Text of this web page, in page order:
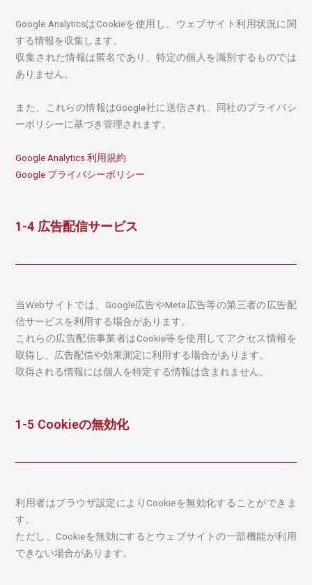
Google AnalyticsはCookieを使用し、ウェブサイト利用状況に関
する情報を収集します。
収集された情報は匿名であり、特定の個人を識別するものでは
ありません。
また、これらの情報はGoogle社に送信され、同社のプライバシ
ーポリシーに基づき管理されます。
Google Analytics 利用規約
Google プライバシーポリシー
1-4 広告配信サービス
当Webサイトでは、Google広告やMeta広告等の第三者の広告配
信サービスを利用する場合があります。
これらの広告配信事業者はCookie等を使用してアクセス情報を
取得し、広告配信や効果測定に利用する場合があります。
取得される情報には個人を特定する情報は含まれません。
1-5 Cookieの無効化
利用者はブラウザ設定によりCookieを無効化することができま
す。
ただし、Cookieを無効にするとウェブサイトの一部機能が利用
できない場合があります。